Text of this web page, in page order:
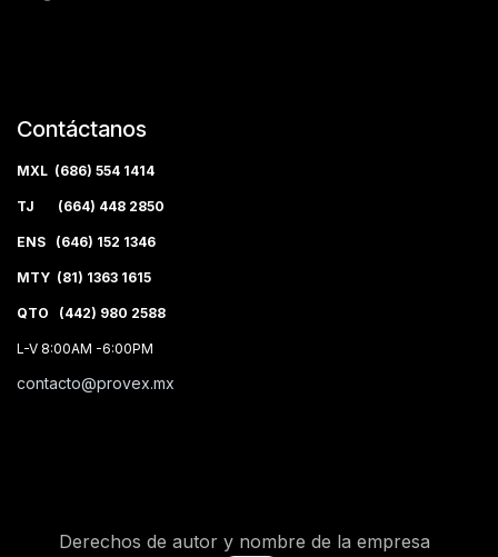
Contáctanos
MXL (686) 554 1414
TJ (664) 448 2850
ENS (646) 152 1346
MTY (81) 1363 1615
QTO (442) 980 2588
L-V 8:00AM -6:00PM
contacto@provex.mx
Derechos de autor y nombre de la empresa